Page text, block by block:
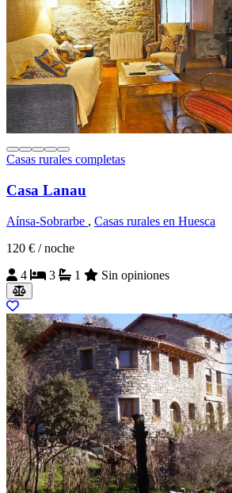
Casas rurales completas
Casa Lanau
Aínsa-Sobrarbe , Casas rurales en Huesca
120 € / noche
4
3 1 Sin opiniones